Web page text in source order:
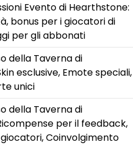
Evento di Hearthstone:
bonus per i giocatori di
per gli abbonati
della Taverna di
esclusive, Emote speciali,
unici
della Taverna di
per il feedback,
Coinvolgimento